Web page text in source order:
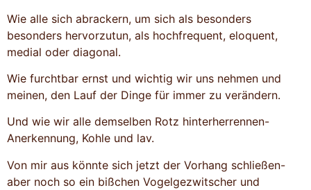
Wie alle sich abrackern, um sich als besonders
besonders hervorzutun, als hochfrequent, eloquent,
medial oder diagonal.
Wie furchtbar ernst und wichtig wir uns nehmen und
meinen, den Lauf der Dinge für immer zu verändern.
Und wie wir alle demselben Rotz hinterherrennen-
Anerkennung, Kohle und lav.
Von mir aus könnte sich jetzt der Vorhang schließen-
aber noch so ein bißchen Vogelgezwitscher und